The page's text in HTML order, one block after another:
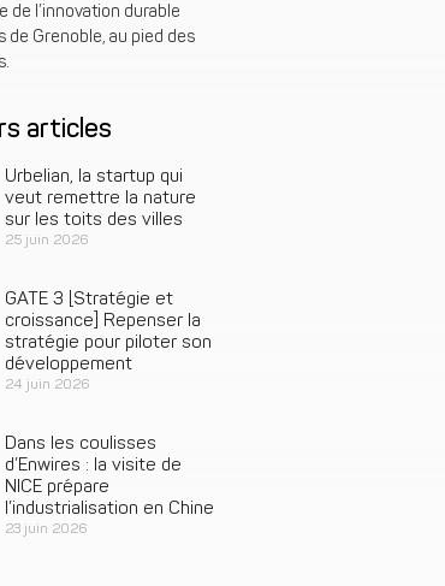
de l’innovation durable
de Grenoble, au pied des
articles
Urbelian, la startup qui
veut remettre la nature
sur les toits des villes
25 juin 2026
GATE 3 [Stratégie et
croissance] Repenser la
stratégie pour piloter son
développement
24 juin 2026
Dans les coulisses
d’Enwires : la visite de
NICE prépare
l’industrialisation en Chine
23 juin 2026